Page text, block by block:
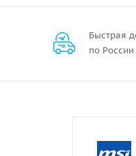
Быстрая
по России